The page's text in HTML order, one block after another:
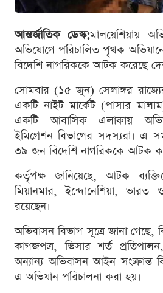
আন্তর্জাতিক ডেস্ক:মালয়েশিয়ায়
অভিযোগে পরিচালিত পৃথক
বিদেশি নাগরিককে আটক করেছে
সোমবার (১৫ জুন) সেলাঙ্গর
একটি নাইট মার্কেট (পাসার
একটি আবাসিক এলাকায়
ইমিগ্রেশন বিভাগের সদস্যরা। এ
৩৯ জন বিদেশি নাগরিককে আটক
কর্তৃপক্ষ জানিয়েছে, আটক
মিয়ানমার, ইন্দোনেশিয়া, ভারত
রয়েছেন।
অভিবাসন বিভাগ সূত্রে জানা গেছে,
কাগজপত্র, ভিসার শর্ত
অন্যান্য অভিবাসন আইন সংক্রান্ত
এ অভিযান পরিচালনা করা হয়।